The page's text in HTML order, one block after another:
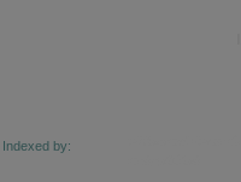
Journals Indexing, Pak Academic
Indexed by: